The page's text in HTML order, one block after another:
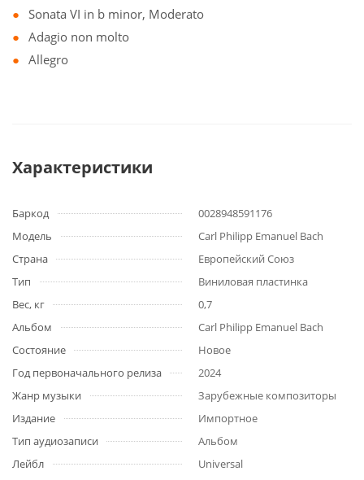
Sonata VI in b minor, Moderato
Adagio non molto
Allegro
Характеристики
Баркод
0028948591176
Модель
Carl Philipp Emanuel Bach
Страна
Европейский Союз
Тип
Виниловая пластинка
Вес, кг
0,7
Альбом
Carl Philipp Emanuel Bach
Состояние
Новое
Год первоначального релиза
2024
Жанр музыки
Зарубежные композиторы
Издание
Импортное
Тип аудиозаписи
Альбом
Лейбл
Universal